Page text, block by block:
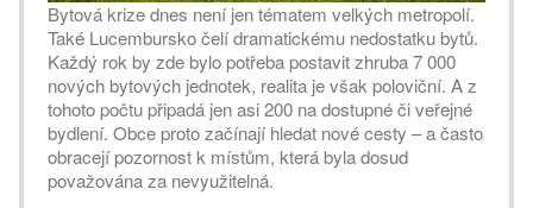
Bytová krize dnes není jen tématem velkých metropolí.
Také Lucembursko čelí dramatickému nedostatku bytů.
Každý rok by zde bylo potřeba postavit zhruba 7 000
nových bytových jednotek, realita je však poloviční. A z
tohoto počtu připadá jen asi 200 na dostupné či veřejné
bydlení. Obce proto začínají hledat nové cesty – a často
obracejí pozornost k místům, která byla dosud
považována za nevyužitelná.